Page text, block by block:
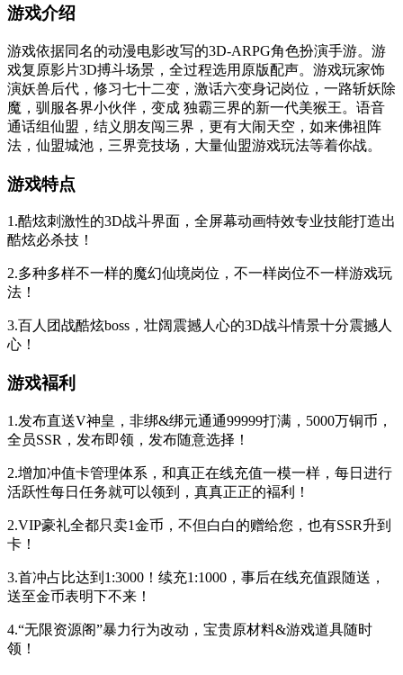
游戏介绍
游戏依据同名的动漫电影改写的3D-ARPG角色扮演手游。游
戏复原影片3D搏斗场景，全过程选用原版配声。游戏玩家饰
演妖兽后代，修习七十二变，激话六变身记岗位，一路斩妖除
魔，驯服各界小伙伴，变成 独霸三界的新一代美猴王。语音
通话组仙盟，结义朋友闯三界，更有大闹天空，如来佛祖阵
法，仙盟城池，三界竞技场，大量仙盟游戏玩法等着你战。
游戏特点
1.酷炫刺激性的3D战斗界面，全屏幕动画特效专业技能打造出
酷炫必杀技！
2.多种多样不一样的魔幻仙境岗位，不一样岗位不一样游戏玩
法！
3.百人团战酷炫boss，壮阔震撼人心的3D战斗情景十分震撼人
心！
游戏褔利
1.发布直送V神皇，非绑&绑元通通99999打满，5000万铜币，
全员SSR，发布即领，发布随意选择！
2.增加冲值卡管理体系，和真正在线充值一模一样，每日进行
活跃性每日任务就可以领到，真真正正的褔利！
2.VIP豪礼全都只卖1金币，不但白白的赠给您，也有SSR升到
卡！
3.首冲占比达到1:3000！续充1:1000，事后在线充值跟随送，
送至金币表明下不来！
4.“无限资源阁”暴力行为改动，宝贵原材料&游戏道具随时
领！